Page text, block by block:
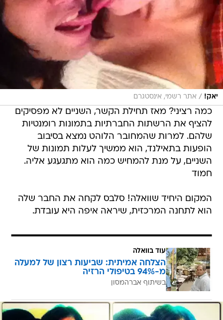
יאק! / אתר רשמי, אינסטגרם
כמה רציני? מאז תחילת הקשר, השניים לא מפסיקים
להציף את הרשתות החברתיות בתמונות רומנטיות
שלהם. למרות שהמחובר הלוהט נמצא בסיבוב
הופעות בתאילנד, הוא ממשיך לעלות תמונות של
השניים, על מנת להמחיש כמה הוא מתגעגע אליה.
חמוד
המקום היחיד שוואלה! סלבס לקחה את החבר שלה
הוא לתחנה המרכזית, שיראה איפה היא עובדת.
עוד בוואלה
הצלחה אמיתית: שביעות רצון של למעלה
מ-94% בטיפולי הרזיה
בשיתוף אברהמסון